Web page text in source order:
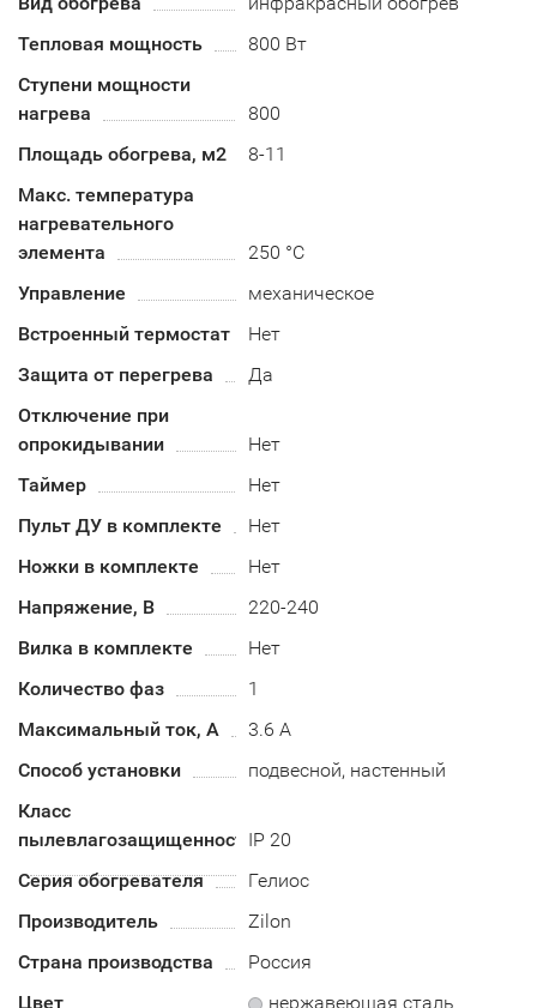
Тепловая мощность
800 Вт
Ступени мощности
нагрева
800
Площадь обогрева, м2
8-11
Макс. температура
нагревательного
элемента
250 °C
Управление
механическое
Встроенный термостат
Нет
Защита от перегрева
Да
Отключение при
опрокидывании
Нет
Таймер
Нет
Пульт ДУ в комплекте
Нет
Ножки в комплекте
Нет
Напряжение, В
220-240
Вилка в комплекте
Нет
Количество фаз
1
Максимальный ток, А
3.6 А
Способ установки
подвесной, настенный
Класс
пылевлагозащищенностиIP 20
Серия обогревателя
Гелиос
Производитель
Zilon
Страна производства
Россия
Цвет
нержавеющая сталь